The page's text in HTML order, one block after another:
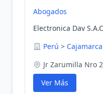
Abogados
Electronica Dav
Perú > Cajamarca
Jr Zarumilla Nro
Ver Más